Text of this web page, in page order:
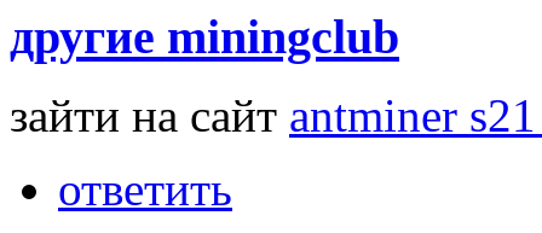
другие miningclub
зайти на сайт antminer
ответить